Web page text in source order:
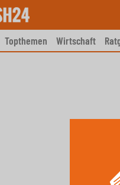
Topthemen Wirtschaft